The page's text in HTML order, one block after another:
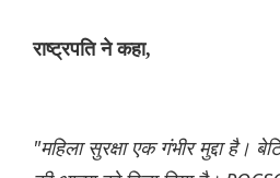
राष्ट्रपति ने कहा,
"महिला सुरक्षा एक गंभीर मुद्दा है।